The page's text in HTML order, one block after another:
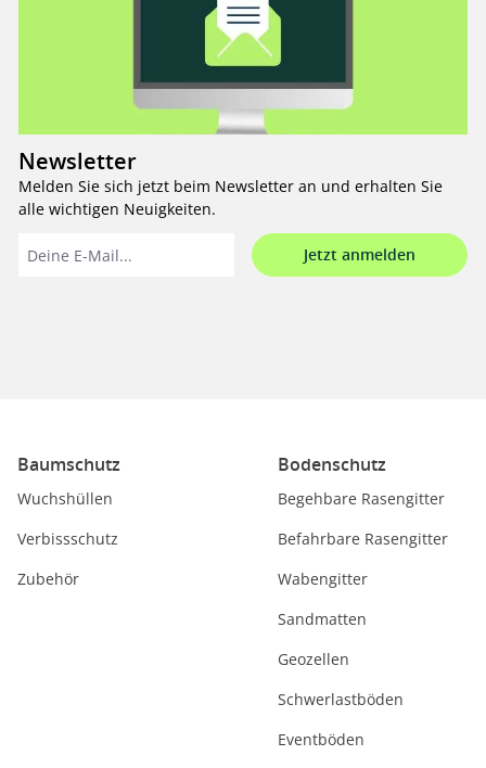
Newsletter
Melden Sie sich jetzt beim Newsletter an und erhalten Sie
alle wichtigen Neuigkeiten.
Jetzt anmelden
Baumschutz
Wuchshüllen
Verbissschutz
Zubehör
Bodenschutz
Begehbare Rasengitter
Befahrbare Rasengitter
Wabengitter
Sandmatten
Geozellen
Schwerlastböden
Eventböden